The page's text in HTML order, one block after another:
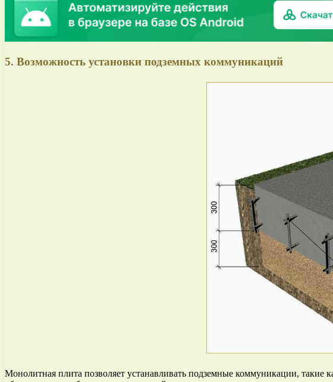
5. Возможность установки подземных коммуникаций
Монолитная плита позволяет устанавливать подземные коммуникации,